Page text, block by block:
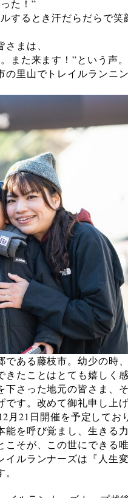
た！”
するとき汗だらだらで笑
まは、
また来ます！”という声。
里山でトレイルランニ
である藤枝市。幼少の時
たことはとても嬉しく
さった地元の皆さま、
す。改めて御礼申し上げ
月21日開催を予定してお
を呼び覚まし、生きる
そが、この世にできる
ルランナーズは『人生